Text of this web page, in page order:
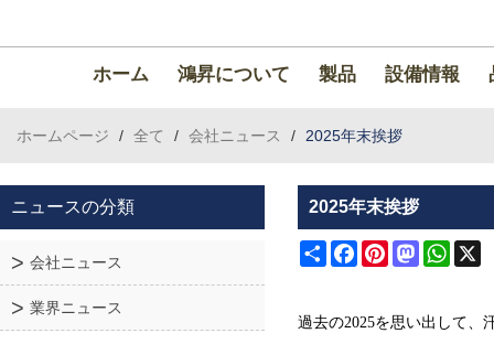
ホーム 鴻昇について 製品 設備情報
ホームページ / 全て / 会社ニュース / 2025年末挨拶
ニュースの分類
会社ニュース
業界ニュース
2025年末挨拶
ShareFacebookPinterestMastodon
過去の2025を思い出して、